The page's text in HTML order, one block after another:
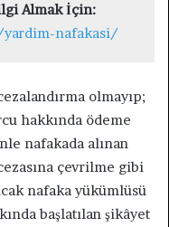
Almak İçin:
nafakasi/
olmayıp;
hakkında ödeme
nafakada alınan
çevrilme gibi
nafaka yükümlüsü
başlatılan şikâyet